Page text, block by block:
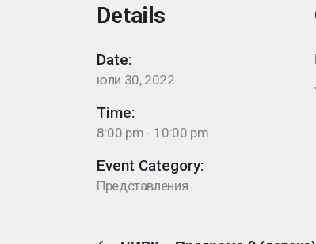
Details
Date:
юли 30, 2022
Time:
8:00 pm - 10:00 pm
Event Category:
Представления